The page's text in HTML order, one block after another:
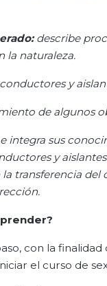
o: describe
la naturaleza.
y
de algunos
integra sus
y
transferencia del
con la
el curso de